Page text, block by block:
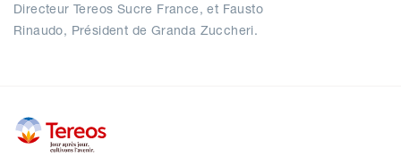
Directeur Tereos Sucre France, et Fausto
Rinaudo, Président de Granda Zuccheri.